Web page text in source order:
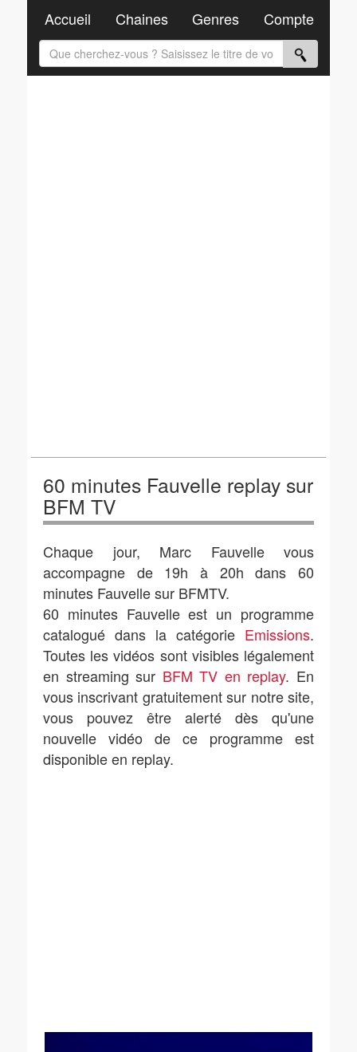
60 minutes Fauvelle replay sur
BFM TV
Chaque jour, Marc Fauvelle vous
accompagne de 19h à 20h dans 60
minutes Fauvelle sur BFMTV.
60 minutes Fauvelle est un programme
catalogué dans la catégorie Emissions.
Toutes les vidéos sont visibles légalement
en streaming sur BFM TV en replay. En
vous inscrivant gratuitement sur notre site,
vous pouvez être alerté dès qu'une
nouvelle vidéo de ce programme est
disponible en replay.
Accueil Chaines Genres Compte